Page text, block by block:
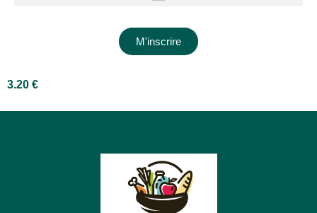
M'inscrire
3.20 €